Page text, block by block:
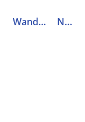
Wandopbouwventilator NLLPF100H